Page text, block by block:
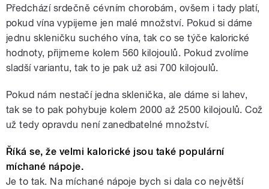
Předchází srdečně cévním chorobám, ovšem i tady platí,
pokud vína vypijeme jen malé množství. Pokud si dáme
jednu skleničku suchého vína, tak co se týče kalorické
hodnoty, přijmeme kolem 560 kilojoulů. Pokud zvolíme
sladší variantu, tak to je pak už asi 700 kilojoulů.
Pokud nám nestačí jedna sklenička, ale dáme si lahev,
tak se to pak pohybuje kolem 2000 až 2500 kilojoulů. Což
už tedy opravdu není zanedbatelné množství.
Říká se, že velmi kalorické jsou také populární
míchané nápoje.
Je to tak. Na míchané nápoje bych si dala co největší